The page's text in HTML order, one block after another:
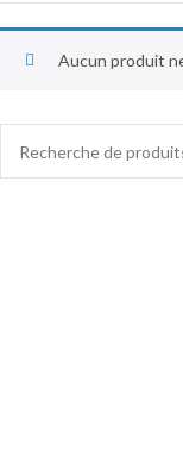
Aucun produit